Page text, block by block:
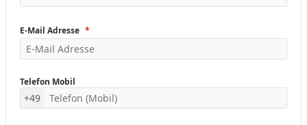
E-Mail Adresse
Telefon Mobil
+49